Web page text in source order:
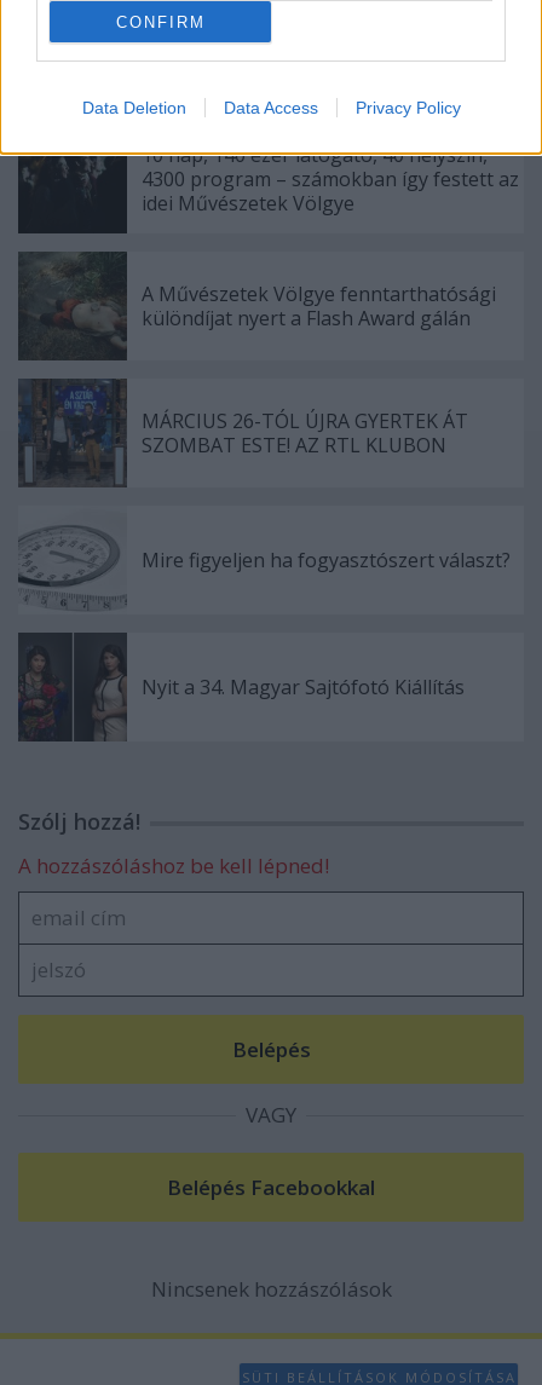
CONFIRM
Data Deletion Data Access Privacy Policy
Ajánlott bejegyzések:
10 nap, 140 ezer látogató, 40 helyszín,
4300 program – számokban így festett az
idei Művészetek Völgye
A Művészetek Völgye fenntarthatósági
különdíjat nyert a Flash Award gálán
MÁRCIUS 26-TÓL ÚJRA GYERTEK ÁT
SZOMBAT ESTE! AZ RTL KLUBON
Mire figyeljen ha fogyasztószert választ?
Nyit a 34. Magyar Sajtófotó Kiállítás
Szólj hozzá!
A hozzászóláshoz be kell lépned!
VAGY
Nincsenek hozzászólások
SÜTI BEÁLLÍTÁSOK MÓDOSÍTÁSA